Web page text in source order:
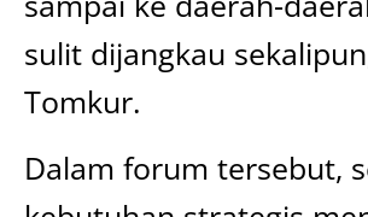
sulit dijangkau
Tomkur.
Dalam forum tersebut,